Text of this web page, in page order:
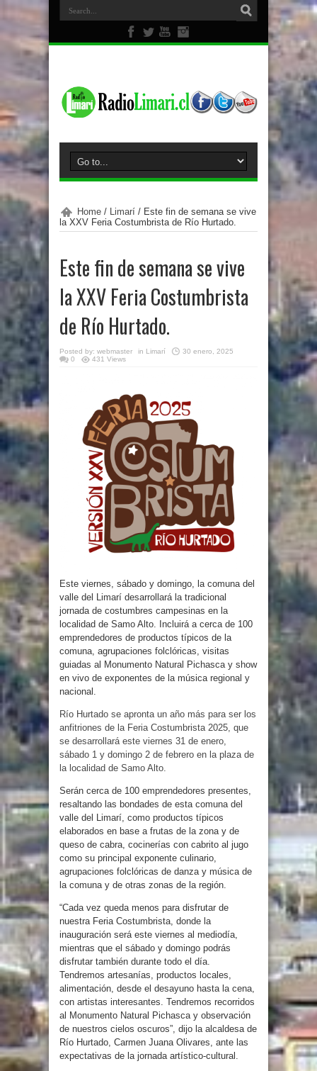
Home / Limarí / Este fin de semana se vive
la XXV Feria Costumbrista de Río Hurtado.
Este fin de semana se vive
la XXV Feria Costumbrista
de Río Hurtado.
Posted by: webmaster in Limarí
30 enero, 2025
0
431 Views
Este viernes, sábado y domingo, la comuna del
valle del Limarí desarrollará la tradicional
jornada de costumbres campesinas en la
localidad de Samo Alto. Incluirá a cerca de 100
emprendedores de productos típicos de la
comuna, agrupaciones folclóricas, visitas
guiadas al Monumento Natural Pichasca y show
en vivo de exponentes de la música regional y
nacional.
Río Hurtado se apronta un año más para ser los
anfitriones de la Feria Costumbrista 2025, que
se desarrollará este viernes 31 de enero,
sábado 1 y domingo 2 de febrero en la plaza de
la localidad de Samo Alto.
Serán cerca de 100 emprendedores presentes,
resaltando las bondades de esta comuna del
valle del Limarí, como productos típicos
elaborados en base a frutas de la zona y de
queso de cabra, cocinerías con cabrito al jugo
como su principal exponente culinario,
agrupaciones folclóricas de danza y música de
la comuna y de otras zonas de la región.
“Cada vez queda menos para disfrutar de
nuestra Feria Costumbrista, donde la
inauguración será este viernes al mediodía,
mientras que el sábado y domingo podrás
disfrutar también durante todo el día.
Tendremos artesanías, productos locales,
alimentación, desde el desayuno hasta la cena,
con artistas interesantes. Tendremos recorridos
al Monumento Natural Pichasca y observación
de nuestros cielos oscuros”, dijo la alcaldesa de
Río Hurtado, Carmen Juana Olivares, ante las
expectativas de la jornada artístico-cultural.